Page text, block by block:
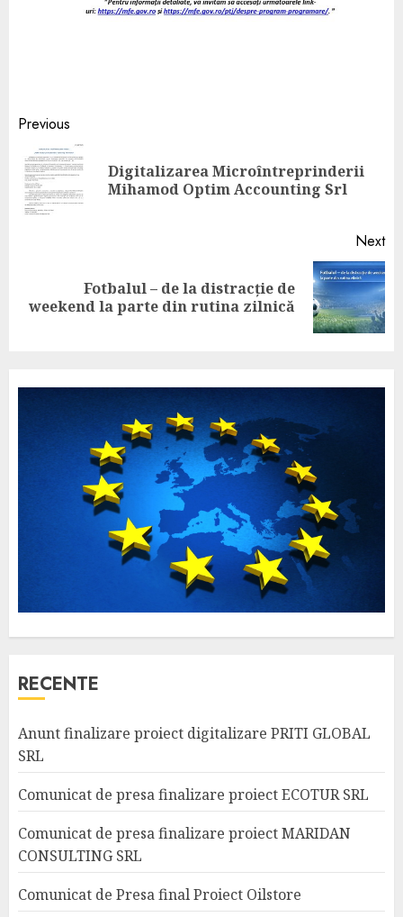
Previous
Digitalizarea Microîntreprinderii
Mihamod Optim Accounting Srl
Next
Fotbalul – de la distracție de
weekend la parte din rutina zilnică
RECENTE
Anunt finalizare proiect digitalizare PRITI GLOBAL
SRL
Comunicat de presa finalizare proiect ECOTUR SRL
Comunicat de presa finalizare proiect MARIDAN
CONSULTING SRL
Comunicat de Presa final Proiect Oilstore